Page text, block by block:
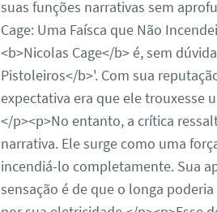
suas funções narrativas sem
Cage: Uma Faísca que Não
<b>Nicolas Cage</b> é, sem
Pistoleiros</b>'. Com sua
expectativa era que ele trouxesse
</p><p>No entanto, a crítica
narrativa. Ele surge como uma
incendiá-lo completamente. Sua
sensação é de que o longa